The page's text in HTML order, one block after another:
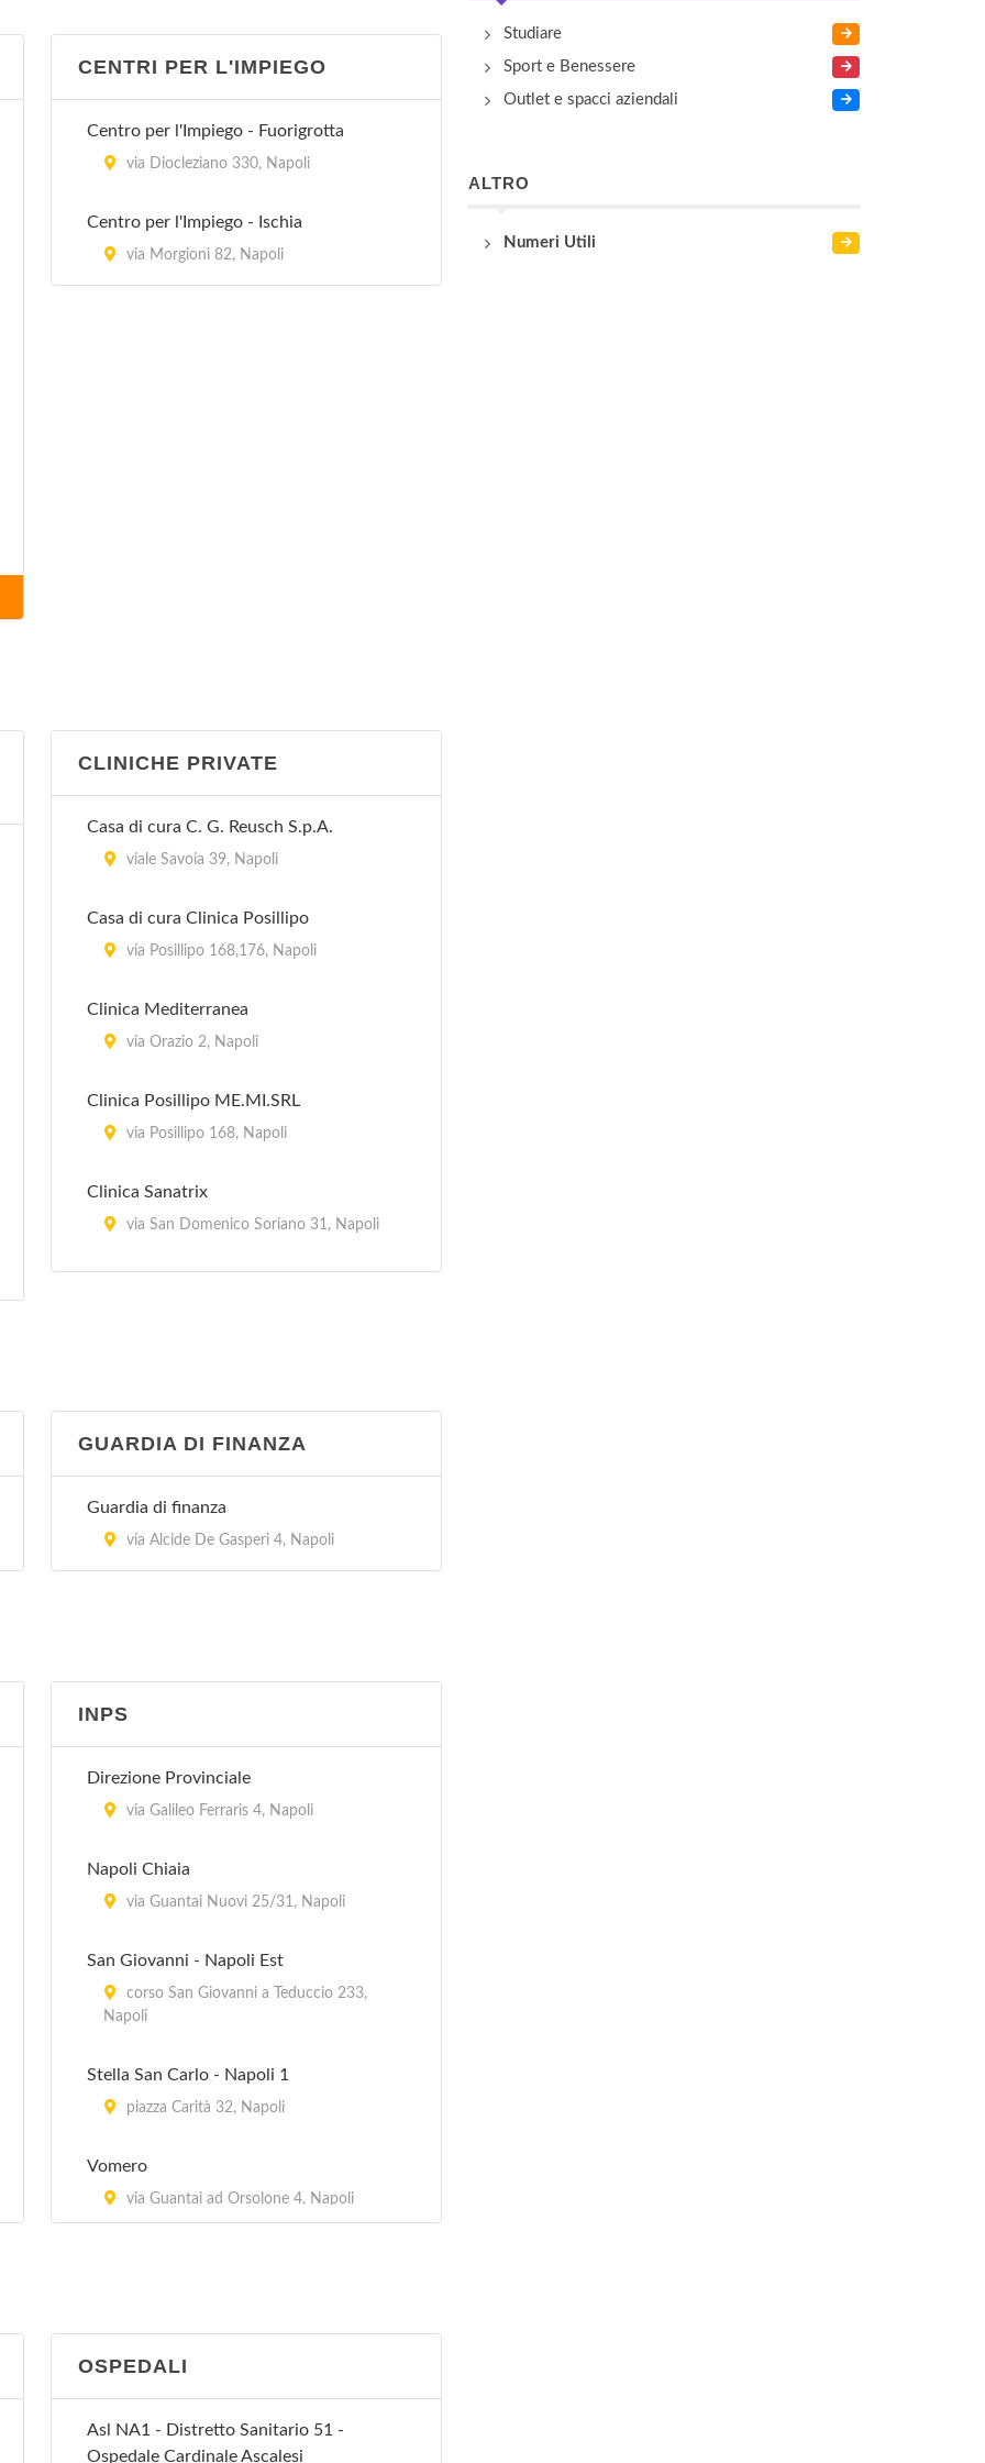
CENTRI PER L'IMPIEGO
Centro per l'Impiego - Fuorigrotta
via Diocleziano 330, Napoli
Centro per l'Impiego - Ischia
via Morgioni 82, Napoli
CLINICHE PRIVATE
Casa di cura C. G. Reusch S.p.A.
viale Savoia 39, Napoli
Casa di cura Clinica Posillipo
via Posillipo 168,176, Napoli
Clinica Mediterranea
via Orazio 2, Napoli
Clinica Posillipo ME.MI.SRL
via Posillipo 168, Napoli
Clinica Sanatrix
via San Domenico Soriano 31, Napoli
via Provinciale San Gennaro 21, Napoli
via Alessandro Manzoni 15, Napoli
GUARDIA DI FINANZA
Guardia di finanza
via Alcide De Gasperi 4, Napoli
INPS
Direzione Provinciale
via Galileo Ferraris 4, Napoli
Napoli Chiaia
via Guantai Nuovi 25/31, Napoli
San Giovanni - Napoli Est
corso San Giovanni a Teduccio 233,
Napoli
Stella San Carlo - Napoli 1
piazza Carità 32, Napoli
Vomero
via Guantai ad Orsolone 4, Napoli
OSPEDALI
Asl NA1 - Distretto Sanitario 51 -
Ospedale Cardinale Ascalesi
Studiare
Sport e Benessere
Outlet e spacci aziendali
ALTRO
Numeri Utili